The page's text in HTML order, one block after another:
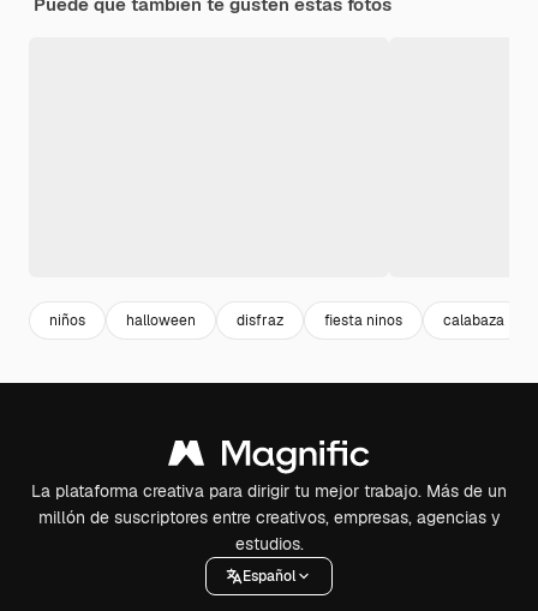
niños halloween disfraz fiesta ninos calabaza
La plataforma creativa para dirigir tu mejor trabajo. Más de un
millón de suscriptores entre creativos, empresas, agencias y
estudios.
Español